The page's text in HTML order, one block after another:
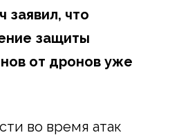
заявил, что
защиты
от дронов уже
во время атак